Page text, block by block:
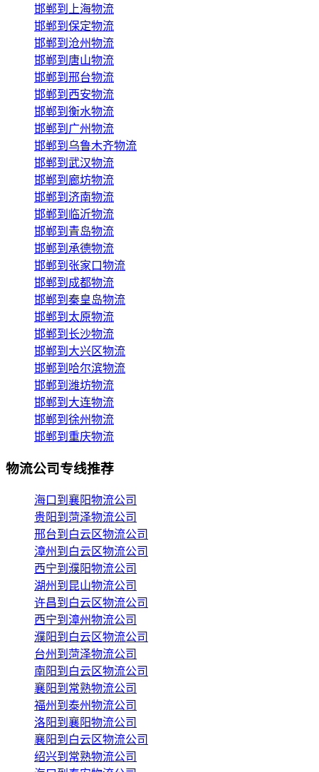
邯郸到上海物流
邯郸到保定物流
邯郸到沧州物流
邯郸到唐山物流
邯郸到邢台物流
邯郸到西安物流
邯郸到衡水物流
邯郸到广州物流
邯郸到乌鲁木齐物流
邯郸到武汉物流
邯郸到廊坊物流
邯郸到济南物流
邯郸到临沂物流
邯郸到青岛物流
邯郸到承德物流
邯郸到张家口物流
邯郸到成都物流
邯郸到秦皇岛物流
邯郸到太原物流
邯郸到长沙物流
邯郸到大兴区物流
邯郸到哈尔滨物流
邯郸到潍坊物流
邯郸到大连物流
邯郸到徐州物流
邯郸到重庆物流
物流公司专线推荐
海口到襄阳物流公司
贵阳到菏泽物流公司
邢台到白云区物流公司
漳州到白云区物流公司
西宁到濮阳物流公司
湖州到昆山物流公司
许昌到白云区物流公司
西宁到漳州物流公司
濮阳到白云区物流公司
台州到菏泽物流公司
南阳到白云区物流公司
襄阳到常熟物流公司
福州到泰州物流公司
洛阳到襄阳物流公司
襄阳到白云区物流公司
绍兴到常熟物流公司